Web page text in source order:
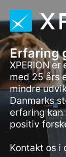
Erfaring
XPERION
med 25 års
mindre
Danmarks
erfaring kan
positiv
Kontakt os i